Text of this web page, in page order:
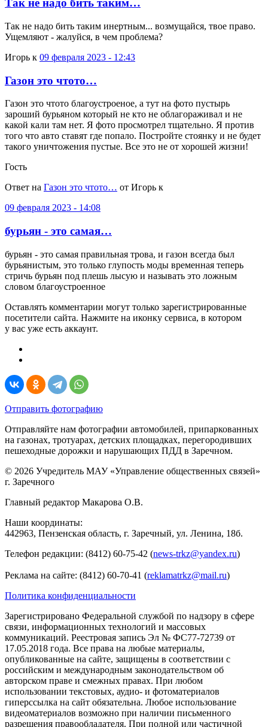
Так не надо бить таким…
Так не надо бить таким инертным... возмущайся, твое право.
Ущемляют - жалуйся, в чем проблема?
Игорь к 09 февраля 2023 - 12:43
Газон это чтото…
Газон это чтото благоустроеное, а тут на фото пустырь
зароший бурьяном который не кто не облагораживал и не
какой кали там нет. Я фото просмотрел тщательно. Я против
того что авто ставят где попало. Постройте стоянку и не будет
такого уничтожения пустые. Все это не от хорошей жизни!
Гость
Ответ на Газон это чтото… от Игорь к
09 февраля 2023 - 14:08
бурьян - это самая…
бурьян - это самая правильная трова, и газон всегда был
бурьянистым, это только глупость моды временная теперь
стричь бурьян под плешь лысую и называть это ложным
словом благоустроенное
Оставлять комментарии могут только зарегистрированные
посетители сайта. Нажмите на иконку сервиса, в котором
у вас уже есть аккаунт.
Отправить фотографию
Отправляйте нам фотографии автомобилей, припаркованных
на газонах, тротуарах, детских площадках, перегородивших
пешеходные дорожки и нарушающих ПДД в Заречном.
© 2026 Учредитель МАУ «Управление общественных связей»
г. Заречного
Главный редактор Макарова О.В.
Наши координаты:
442963, Пензенская область, г. Заречный, ул. Ленина, 18б.
Телефон редакции: (8412) 60-75-42 (news-trkz@yandex.ru)
Реклама на сайте: (8412) 60-70-41 (reklamatrkz@mail.ru)
Политика конфиденциальности
Зарегистрировано Федеральной службой по надзору в сфере
связи, информационных технологий и массовых
коммуникаций. Реестровая запись Эл № ФС77-72739 от
17.05.2018 года. Все права на любые материалы,
опубликованные на сайте, защищены в соответствии с
российским и международным законодательством об
авторском праве и смежных правах. При любом
использовании текстовых, аудио- и фотоматериалов
гиперссылка на сайт обязательна. Любое использование
видеоматериалов возможно при наличии письменного
разрешения правообладателя. При полной или частичной